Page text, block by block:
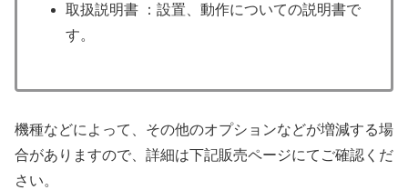
取扱説明書 ：設置、動作についての説明書で
す。
機種などによって、その他のオプションなどが増減する場
合がありますので、詳細は下記販売ページにてご確認くだ
さい。